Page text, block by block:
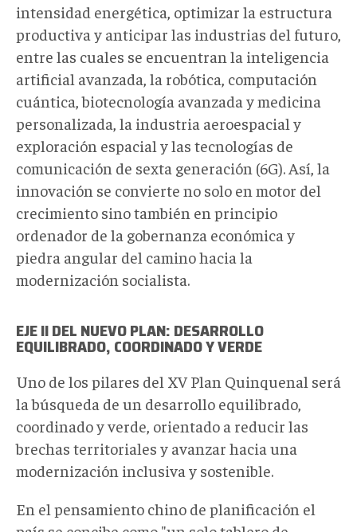
intensidad energética, optimizar la estructura
productiva y anticipar las industrias del futuro,
entre las cuales se encuentran la inteligencia
artificial avanzada, la robótica, computación
cuántica, biotecnología avanzada y medicina
personalizada, la industria aeroespacial y
exploración espacial y las tecnologías de
comunicación de sexta generación (6G). Así, la
innovación se convierte no solo en motor del
crecimiento sino también en principio
ordenador de la gobernanza económica y
piedra angular del camino hacia la
modernización socialista.
EJE II DEL NUEVO PLAN: DESARROLLO
EQUILIBRADO, COORDINADO Y VERDE
Uno de los pilares del XV Plan Quinquenal será
la búsqueda de un desarrollo equilibrado,
coordinado y verde, orientado a reducir las
brechas territoriales y avanzar hacia una
modernización inclusiva y sostenible.
En el pensamiento chino de planificación el